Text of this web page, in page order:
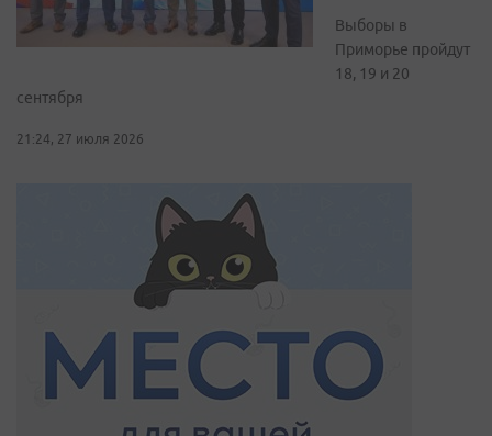
Выборы в
Приморье пройдут
18, 19 и 20
сентября
21:24, 27 июля 2026